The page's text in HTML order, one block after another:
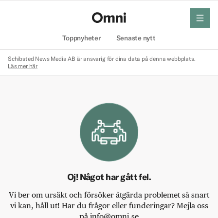
Toppnyheter Senaste nytt
meny
Schibsted News Media AB är ansvarig för dina data på denna webbplats.
Läs mer här
Oj! Något har gått fel.
Vi ber om ursäkt och försöker åtgärda problemet så snart
vi kan, håll ut! Har du frågor eller funderingar? Mejla oss